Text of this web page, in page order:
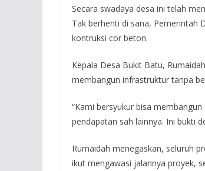
Secara swadaya desa ini telah
Tak berhenti di sana, Pemerintah
kontruksi cor beton.
Kepala Desa Bukit Batu,
membangun infrastruktur tanpa
“Kami bersyukur bisa
pendapatan sah lainnya. Ini bukti
Rumaidah menegaskan, seluruh
ikut mengawasi jalannya proyek,